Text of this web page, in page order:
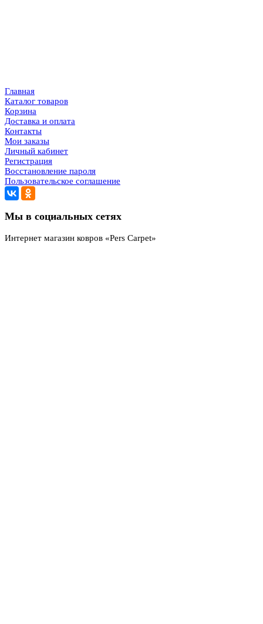
Главная
Каталог товаров
Корзина
Доставка и оплата
Контакты
Мои заказы
Личный кабинет
Регистрация
Восстановление пароля
Пользовательское соглашение
Мы в социальных сетях
Интернет магазин ковров «Pers Carpet»